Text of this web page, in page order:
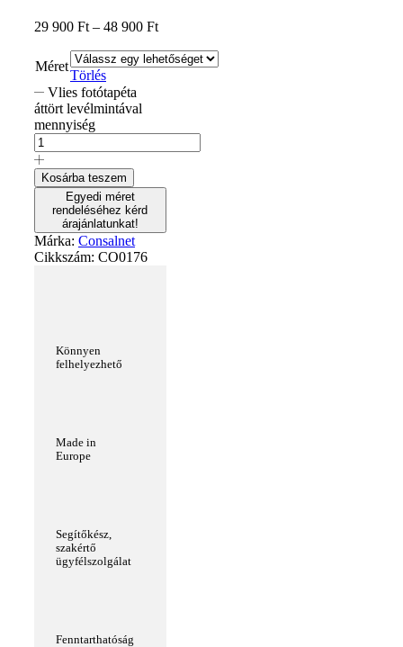
29 900 Ft – 48 900 Ft
Méret
Törlés
Vlies fotótapéta
áttört levélmintával
mennyiség
Kosárba teszem
Egyedi méret
rendeléséhez kérd
árajánlatunkat!
Márka: Consalnet
Cikkszám: CO0176
Könnyen
felhelyezhető
Made in
Europe
Segítőkész,
szakértő
ügyfélszolgálat
Fenntarthatóság